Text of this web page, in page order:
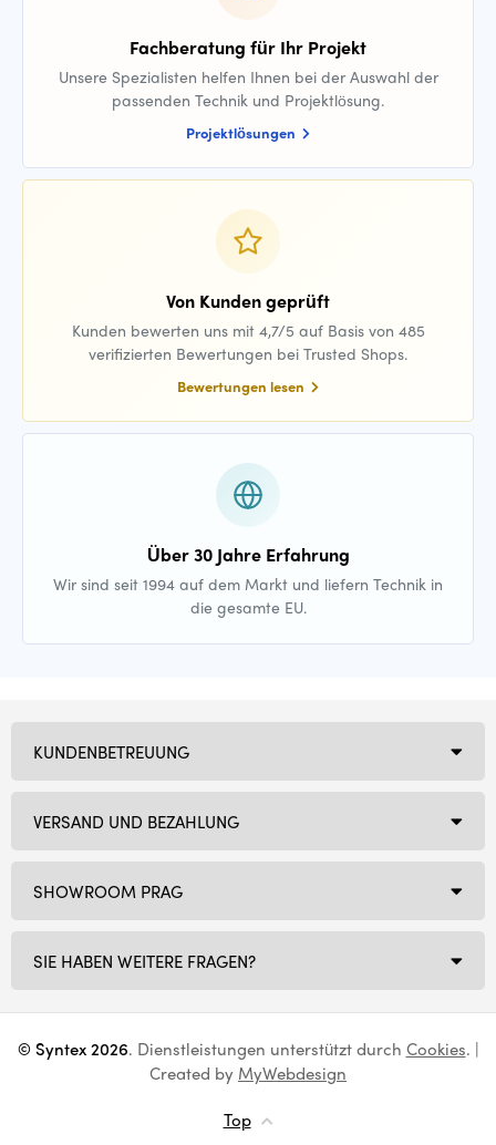
Fachberatung für Ihr Projekt
Unsere Spezialisten helfen Ihnen bei der Auswahl der
passenden Technik und Projektlösung.
Projektlösungen
Von Kunden geprüft
Kunden bewerten uns mit 4,7/5 auf Basis von 485
verifizierten Bewertungen bei Trusted Shops.
Bewertungen lesen
Über 30 Jahre Erfahrung
Wir sind seit 1994 auf dem Markt und liefern Technik in
die gesamte EU.
SHOWROOM PRAG
SIE HABEN WEITERE FRAGEN?
KUNDENBETREUUNG
VERSAND UND BEZAHLUNG
© Syntex 2026. Dienstleistungen unterstützt durch Cookies. |
Created by MyWebdesign
Top